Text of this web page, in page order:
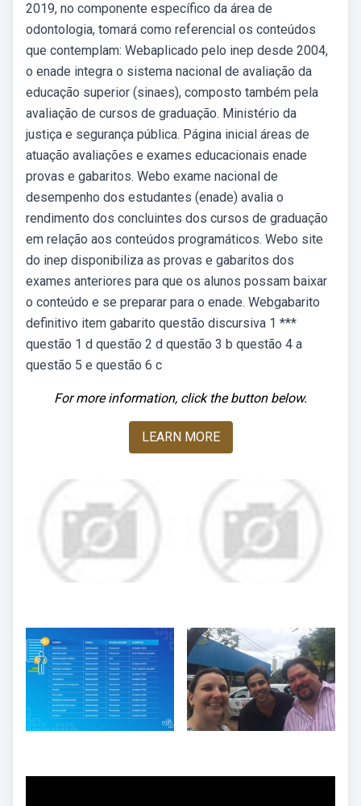
2019, no componente específico da área de
odontologia, tomará como referencial os conteúdos
que contemplam: Webaplicado pelo inep desde 2004,
o enade integra o sistema nacional de avaliação da
educação superior (sinaes), composto também pela
avaliação de cursos de graduação. Ministério da
justiça e segurança pública. Página inicial áreas de
atuação avaliações e exames educacionais enade
provas e gabaritos. Webo exame nacional de
desempenho dos estudantes (enade) avalia o
rendimento dos concluintes dos cursos de graduação
em relação aos conteúdos programáticos. Webo site
do inep disponibiliza as provas e gabaritos dos
exames anteriores para que os alunos possam baixar
o conteúdo e se preparar para o enade. Webgabarito
definitivo item gabarito questão discursiva 1 ***
questão 1 d questão 2 d questão 3 b questão 4 a
questão 5 e questão 6 c
For more information, click the button below.
LEARN MORE